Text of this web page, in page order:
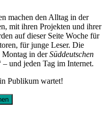
machen den Alltag in der
mit ihren Projekten und ihrer
auf dieser Seite Woche für
für junge Leser. Die
Montag in derSüddeutschen
– und jeden Tag im Internet.
Publikum wartet!